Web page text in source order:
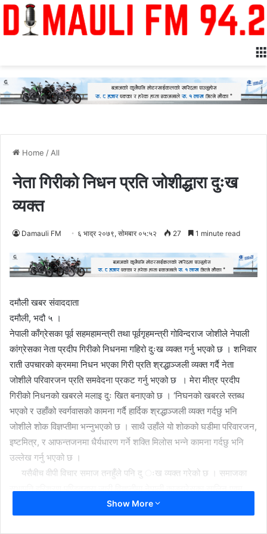
Home / All
नेता गिरीको निधन प्रति जोशीद्धारा दुःख
व्यक्त
Damauli FM ६ भाद्र २०७९, सोमबार ०५:५२ 27 1 minute read
दमौली खबर संवाददाता
दमौली, भदौ ५ ।
नेपाली काँग्रेसका पूर्व सहमहामन्त्री तथा पूर्वगृहमन्त्री गोविन्दराज जोशीले नेपाली
कांग्रेसका नेता प्रदीप गिरीको निधनमा गहिरो दुःख व्यक्त गर्नु भएको छ । शनिवार
राती उपचारको क्रममा निधन भएका गिरी प्रति श्रद्धाञ्जली व्यक्त गर्दै नेता
जोशीले परिवारजन प्रति समवेदना प्रकट गर्नु भएको छ । मेरा मीत्र प्रदीप
गिरीको निधनको खबरले मलाइ दुः खित बनाएको छ । ‘निघनको खबरले स्तब्ध
भएको र उहाँको स्वर्गवासको कामना गर्दै हार्दिक श्रद्धाञ्जली व्यक्त गर्दछु भनि
जोशीले शोक विज्ञप्तीमा भन्नुभएको छ । साथै उहाँले यो शोकको घडीमा परिवारजन,
इष्टमित्र, र आफन्तजनमा धैर्यधारण गर्ने शक्ति मिलोस भन्ने कामना गर्दछु भनि
उल्लेख गर्नु भएको छ ।
यसैबीच वीपी विचार समाज तनहुँले पनि दु ःख व्यक्त गरेको छ । समाजका
सभापति हरिशरण पण्डितद्धारा जारी विज्ञप्तीमा नेपाली काङ्ग्रेसका सालिन एवम्
बौद्धिक व्यक्तित्व , समाजवादी चिन्तक माननीय प्रदीप गिरीको असामयिक निधनको
Show More